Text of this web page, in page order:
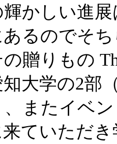
かしい進
あるのでそ
の贈りもの
大学の2部
またイベ
ていただ